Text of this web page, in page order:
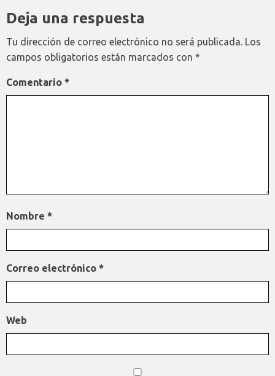
Deja una respuesta
Tu dirección de correo electrónico no será publicada. Los
campos obligatorios están marcados con *
Comentario *
Nombre *
Correo electrónico *
Web